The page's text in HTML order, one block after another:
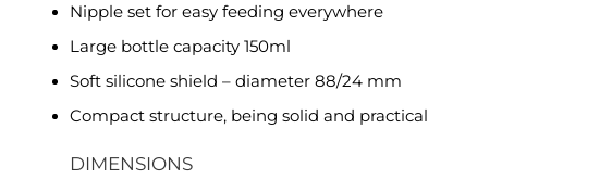
Nipple set for easy feeding everywhere
Large bottle capacity 150ml
Soft silicone shield – diameter 88/24 mm
Compact structure, being solid and practical
DIMENSIONS